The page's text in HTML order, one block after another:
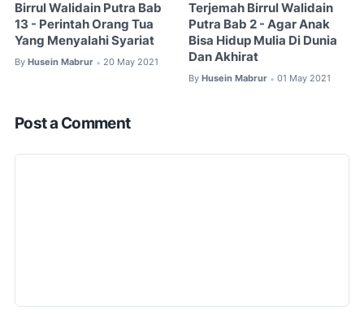
Birrul Walidain Putra Bab
13 - Perintah Orang Tua
Yang Menyalahi Syariat
By Husein Mabrur • 20 May 2021
Terjemah Birrul Walidain
Putra Bab 2 - Agar Anak
Bisa Hidup Mulia Di Dunia
Dan Akhirat
By Husein Mabrur • 01 May 2021
Post a Comment